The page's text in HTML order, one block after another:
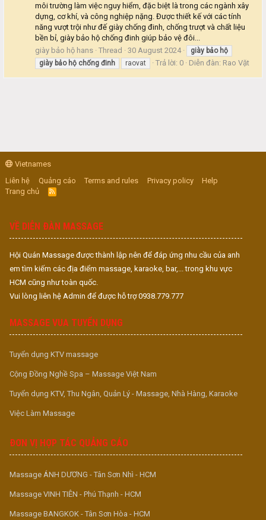
môi trường làm việc nguy hiểm, đặc biệt là trong các ngành xây
dựng, cơ khí, và công nghiệp nặng. Được thiết kế với các tính
năng vượt trội như đế giày chống đinh, chống trượt và chất liệu
bền bỉ, giày bảo hộ chống đinh giúp bảo vệ đôi...
giày bảo hộ hans Thread 30 August 2024 giày bảo hộ
giày bảo hộ chống đinh raovat Trả lời: 0 Diễn đàn: Rao Vặt
Vietnames
Liên hệ
Quảng cáo Terms and rules Privacy policy
Help
Trang chủ
R
S
VỀ DIỄN ĐÀN MASSAGE
Hội Quán Massage được thành lập nên để đáp ứng nhu cầu của anh
em tìm kiếm các địa điểm massage, karaoke, bar,... trong khu vực
HCM cũng như toàn quốc.
Vui lòng liên hệ Admin để được hỗ trợ 0938.779.777
MASSAGE VUA TUYỂN DỤNG
Tuyển dụng KTV massage
Cộng Đồng Nghề Spa – Massage Việt Nam
Tuyển dụng KTV, Thu Ngân, Quản Lý - Massage, Nhà Hàng, Karaoke
Việc Làm Massage
ĐƠN VỊ HỢP TÁC QUẢNG CÁO
Massage ÁNH DƯƠNG - Tân Sơn Nhì - HCM
Massage VINH TIÊN - Phú Thạnh - HCM
Massage BANGKOK - Tân Sơn Hòa - HCM